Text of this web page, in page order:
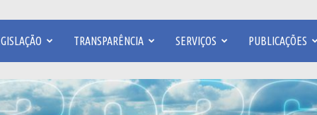
TRANSPARÊNCIA SERVIÇOS PUBLICAÇÕES